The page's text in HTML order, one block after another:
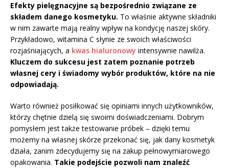
Efekty pielęgnacyjne są bezpośrednio związane ze
składem danego kosmetyku. To właśnie aktywne składniki
w nim zawarte mają realny wpływ na kondycję naszej skóry.
Przykładowo, witamina C słynie ze swoich właściwości
rozjaśniających, a kwas hialuronowy intensywnie nawilża.
Kluczem do sukcesu jest zatem poznanie potrzeb
własnej cery i świadomy wybór produktów, które na nie
odpowiadają.
Warto również posiłkować się opiniami innych użytkowników,
którzy chętnie dzielą się swoimi doświadczeniami. Dobrym
pomysłem jest także testowanie próbek – dzięki temu
możemy na własnej skórze przekonać się, jak dany kosmetyk
działa, zanim zdecydujemy się na zakup pełnowymiarowego
opakowania. Takie podejście pozwoli nam znaleźć